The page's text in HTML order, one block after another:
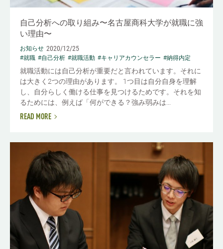
自己分析への取り組み〜名古屋商科大学が就職に強
い理由〜
お知らせ 2020/12/25
#就職 #自己分析 #就職活動 #キャリアカウンセラー #納得内定
就職活動には自己分析が重要だと言われています。それに
は大きく2つの理由があります。 1つ目は自分自身を理解
し、自分らしく働ける仕事を見つけるためです。それを知
るためには、例えば「何ができる？強み弱みは...
READ MORE